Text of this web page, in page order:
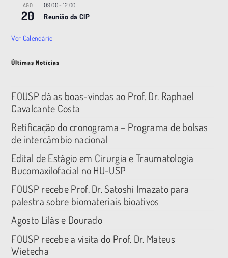
AGO
20
09:00- 12:00
Reunião da CIP
Ver Calendário
Últimas Notícias
FOUSP dá as boas-vindas ao Prof. Dr. Raphael
Cavalcante Costa
Retificação do cronograma – Programa de bolsas
de intercâmbio nacional
Edital de Estágio em Cirurgia e Traumatologia
Bucomaxilofacial no HU-USP
FOUSP recebe Prof. Dr. Satoshi Imazato para
palestra sobre biomateriais bioativos
Agosto Lilás e Dourado
FOUSP recebe a visita do Prof. Dr. Mateus
Wietecha